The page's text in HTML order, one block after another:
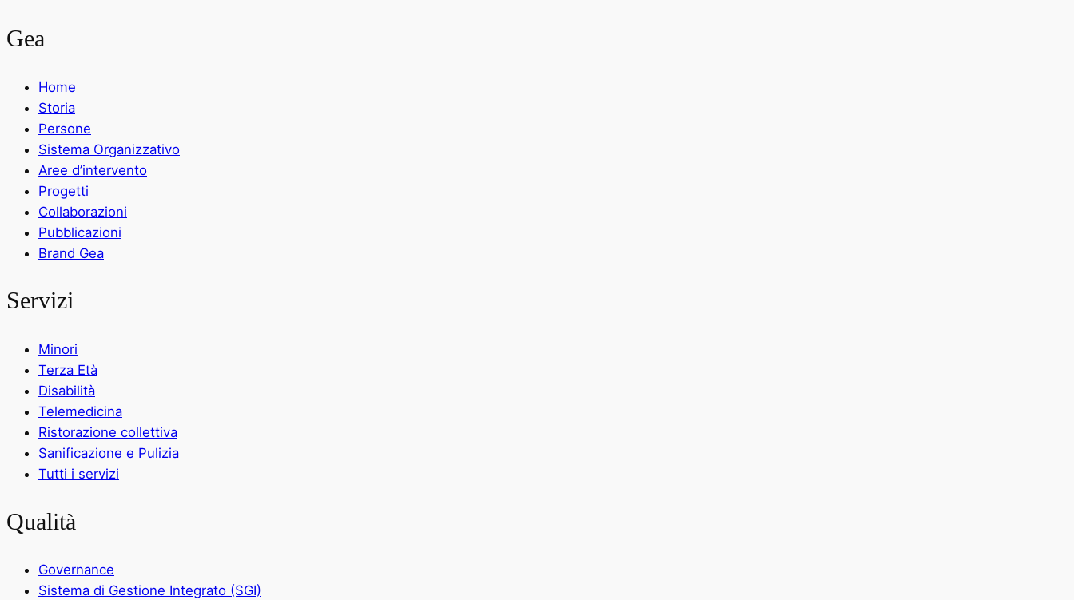
Gea
Home
Storia
Persone
Sistema Organizzativo
Aree d’intervento
Progetti
Collaborazioni
Pubblicazioni
Brand Gea
Servizi
Minori
Terza Età
Disabilità
Telemedicina
Ristorazione collettiva
Sanificazione e Pulizia
Tutti i servizi
Qualità
Governance
Sistema di Gestione Integrato (SGI)